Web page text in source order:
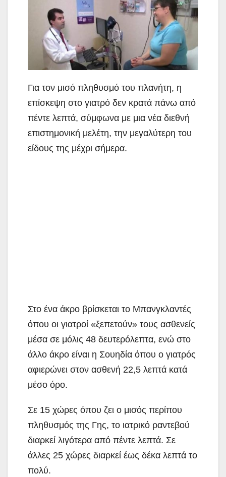
Για τον μισό πληθυσμό του πλανήτη, η
επίσκεψη στο γιατρό δεν κρατά πάνω από
πέντε λεπτά, σύμφωνα με μια νέα διεθνή
επιστημονική μελέτη, την μεγαλύτερη του
είδους της μέχρι σήμερα.
Στο ένα άκρο βρίσκεται το Μπανγκλαντές
όπου οι γιατροί «ξεπετούν» τους ασθενείς
μέσα σε μόλις 48 δευτερόλεπτα, ενώ στο
άλλο άκρο είναι η Σουηδία όπου ο γιατρός
αφιερώνει στον ασθενή 22,5 λεπτά κατά
μέσο όρο.
Σε 15 χώρες όπου ζει ο μισός περίπου
πληθυσμός της Γης, το ιατρικό ραντεβού
διαρκεί λιγότερα από πέντε λεπτά. Σε
άλλες 25 χώρες διαρκεί έως δέκα λεπτά το
πολύ.